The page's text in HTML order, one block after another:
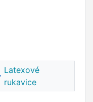
Latexové
rukavice